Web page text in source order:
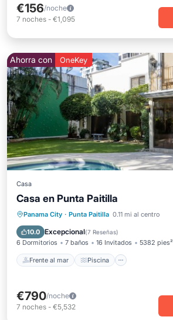
€156/noche
7 noches - €1,095
Ahorra con OneKey
Casa
Casa en Punta Paitilla
Panama City · Punta Paitilla 0.11 mi al centro
10.0 Excepcional(7 Reseñas)
6 Dormitorios 7 baños 16 Invitados 5382 pies²
Frente al mar Piscina
Frente al mar Piscina
Balcón/Terraza
€790/noche
7 noches - €5,532